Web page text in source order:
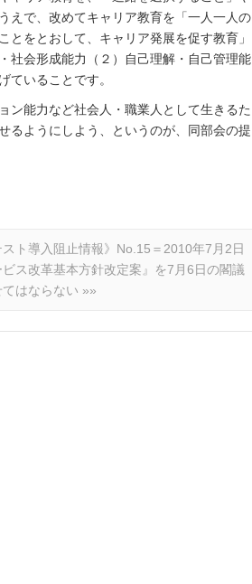
えで、改めてキャリア教育を「一人一人の
をとおして、キャリア発展を促す教育」
社会形成能力（２）自己理解・自己管理能
ていることです。
ン能力など社会人・職業人として生きるた
るようにしよう、というのが、同部会の提
スト導入阻止情報》No.15＝2010年7月2日
ビス改革基本方針改定案』を7月6日の閣議
はならない »»